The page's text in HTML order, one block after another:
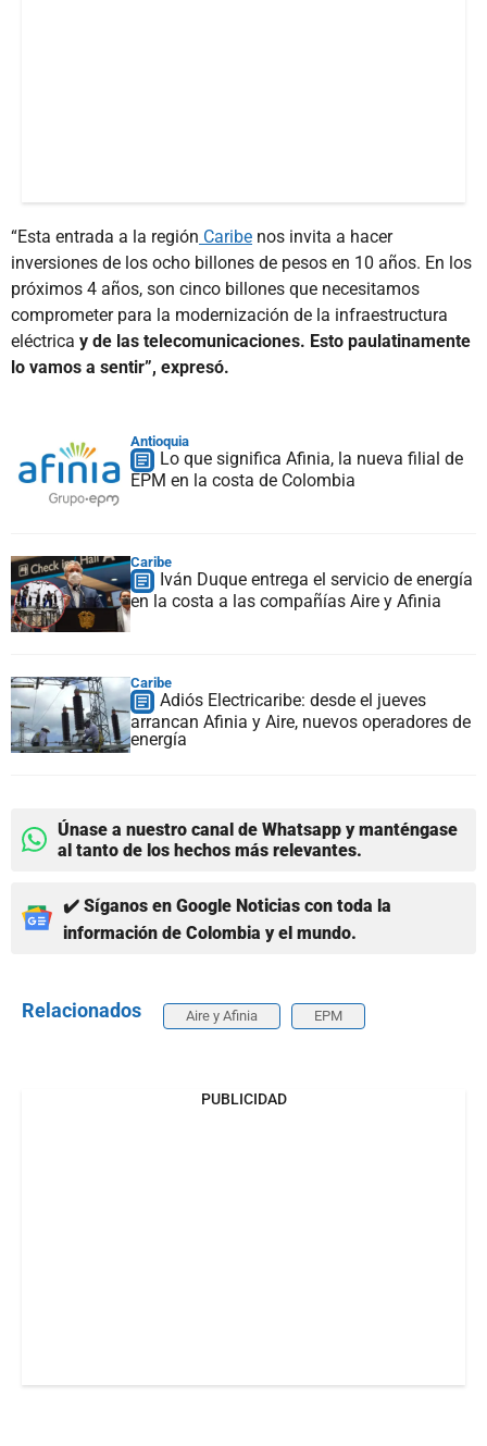
“Esta entrada a la región Caribe nos invita a hacer
inversiones de los ocho billones de pesos en 10 años. En los
próximos 4 años, son cinco billones que necesitamos
comprometer para la modernización de la infraestructura
eléctrica y de las telecomunicaciones. Esto paulatinamente
lo vamos a sentir”, expresó.
Antioquia
Lo que significa Afinia, la nueva filial de
EPM en la costa de Colombia
Caribe
Iván Duque entrega el servicio de energía
en la costa a las compañías Aire y Afinia
Caribe
Adiós Electricaribe: desde el jueves
arrancan Afinia y Aire, nuevos operadores de
energía
Únase a nuestro canal de Whatsapp y manténgase
al tanto de los hechos más relevantes.
✔️ Síganos en Google Noticias con toda la
información de Colombia y el mundo.
Relacionados Aire y Afinia EPM
PUBLICIDAD